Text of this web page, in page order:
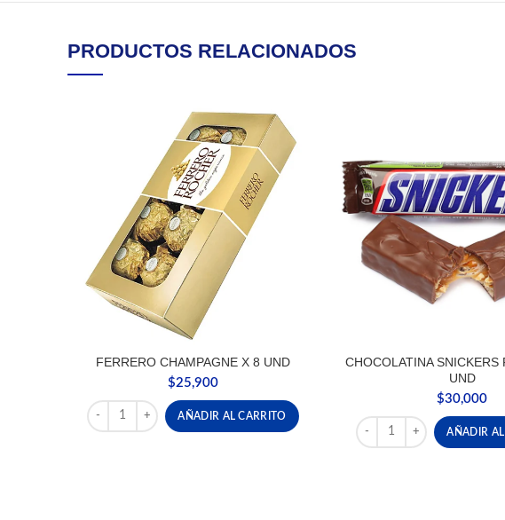
PRODUCTOS RELACIONADOS
FERRERO CHAMPAGNE X 8 UND
$25,900
FERRERO CHAMPAGNE X 8 UND cantidad
AÑADIR AL CARRITO
CHOCOLATINA SNICKERS
UND
$30,000
CHOCOLATINA
AÑADIR